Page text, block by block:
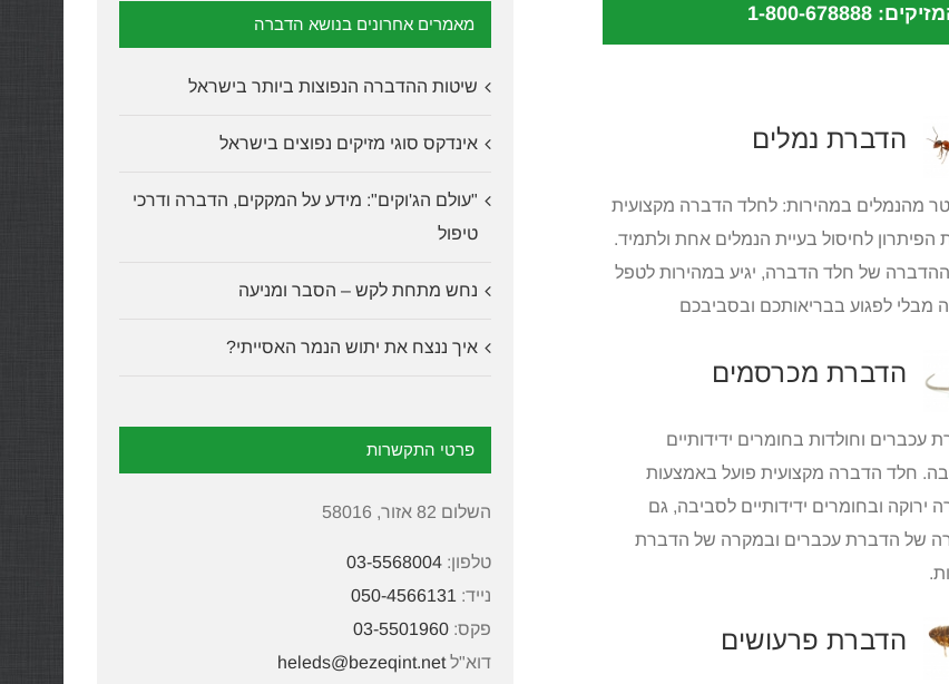
1-800-678888
הדברת נמלים
מהנמלים במהירות: לחלד הדברה מקצועית
הפיתרון לחיסול בעיית הנמלים אחת ולתמיד.
ההדברה של חלד הדברה, יגיע במהירות לטפל
מבלי לפגוע בבריאותכם ובסביבכם
הדברת מכרסמים
עכברים וחולדות בחומרים ידידותיים
חלד הדברה מקצועית פועל באמצעות
ירוקה ובחומרים ידידותיים לסביבה, גם
של הדברת עכברים ובמקרה של הדברת
הדברת פרעושים
מאמרים אחרונים בנושא הדברה
שיטות ההדברה הנפוצות ביותר בישראל
אינדקס סוגי מזיקים נפוצים בישראל
"עולם הג'וקים": מידע על המקקים, הדברה ודרכי
טיפול
נחש מתחת לקש – הסבר ומניעה
איך ננצח את יתוש הנמר האסייתי?
פרטי התקשרות
השלום 82 אזור, 58016
טלפון: 03-5568004
נייד: 050-4566131
פקס: 03-5501960
דוא"ל heleds@bezeqint.net